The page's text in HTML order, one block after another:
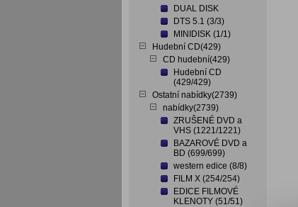
DUAL DISK
DTS 5.1 (3/3)
MINIDISK (1/1)
Hudební CD(429)
CD hudební(429)
Hudební CD
(429/429)
Ostatní nabídky(2739)
nabídky(2739)
ZRUŠENÉ DVD a
VHS (1221/1221)
BAZAROVÉ DVD a
BD (699/699)
western edice (8/8)
FILM X (254/254)
EDICE FILMOVÉ
KLENOTY (51/51)